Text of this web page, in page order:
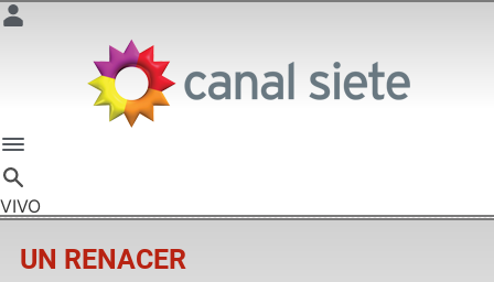
VIVO
UN RENACER